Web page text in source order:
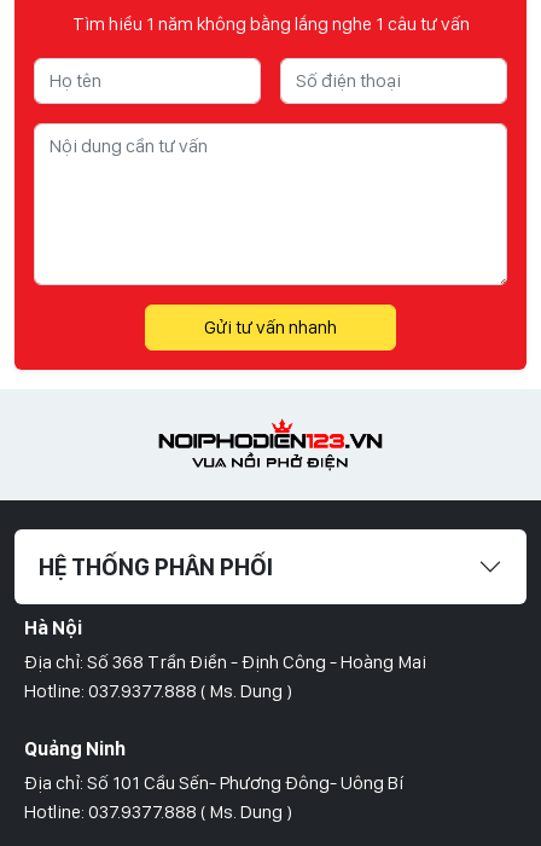
Tìm hiểu 1 năm không bằng lắng nghe 1 câu tư vấn
Gửi tư vấn nhanh
HỆ THỐNG PHÂN PHỐI
Hà Nội
Địa chỉ: Số 368 Trần Điền - Định Công - Hoàng Mai
Hotline: 037.9377.888 ( Ms. Dung )
Quảng Ninh
Địa chỉ: Số 101 Cầu Sến- Phương Đông- Uông Bí
Hotline: 037.9377.888 ( Ms. Dung )